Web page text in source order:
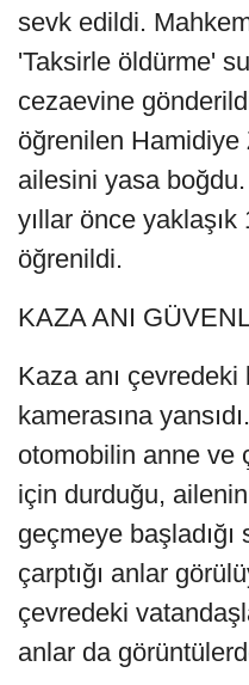
sevk edildi.
'Taksirle öldürme'
cezaevine
öğrenilen Hamidiye
ailesini yasa
yıllar önce
öğrenildi.
KAZA ANI
Kaza anı
kamerasına
otomobilin anne ve
için durduğu,
geçmeye başladığı
çarptığı anlar
çevredeki
anlar da